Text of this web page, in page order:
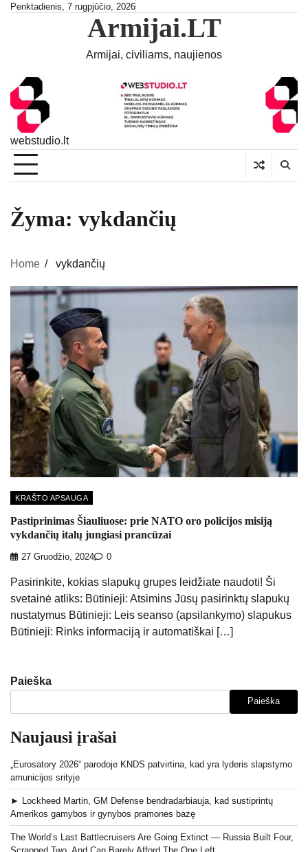
SkipPenktadienis, 7 rugpjūčio, 2026
Armijai.LT
Armijai, civiliams, naujienos
webstudio.lt
Žyma: vykdančių
Home vykdančių
KRAŠTO APSAUGA
Pastiprinimas Šiauliuose: prie NATO oro policijos misiją
vykdančių italų jungiasi prancūzai
27 Gruodžio, 2024 0
Pasirinkite, kokias slapukų grupes leidžiate naudoti! Ši
svetainė atliks: Būtinieji: Atsimins Jūsų pasirinktų slapukų
nustatymus Būtinieji: Leis seanso (apsilankymo) slapukus
Būtinieji: Rinks informaciją ir automatiškai […]
Paieška
Paieška
Naujausi įrašai
„Eurosatory 2026“ parodoje KNDS patvirtina, kad yra lyderis slapstymo
amunicijos srityje
► Lockheed Martin, GM Defense bendradarbiauja, kad sustiprintų
Amerikos gamybos ir gynybos pramonės bazę
The World’s Last Battlecruisers Are Going Extinct — Russia Built Four,